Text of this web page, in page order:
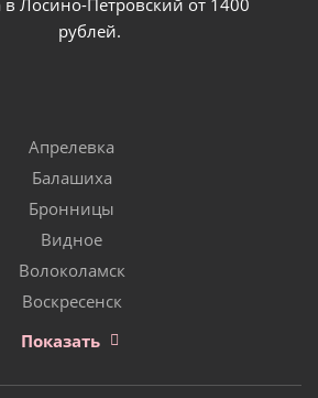
в Лосино-Петровский от 1400
рублей.
Апрелевка
Балашиха
Бронницы
Видное
Волоколамск
Воскресенск
Показать